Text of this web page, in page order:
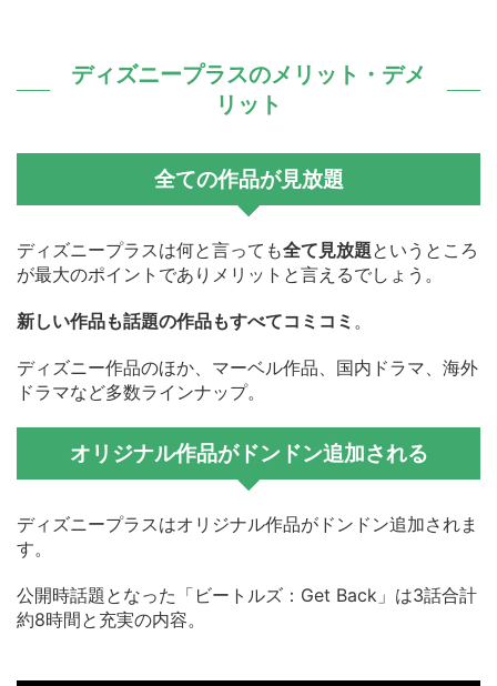
ディズニープラスのメリット・デメ
リット
全ての作品が見放題
ディズニープラスは何と言っても全て見放題というところ
が最大のポイントでありメリットと言えるでしょう。
新しい作品も話題の作品もすべてコミコミ 。
ディズニー作品のほか、マーベル作品、国内ドラマ、海外
ドラマなど多数ラインナップ。
オリジナル作品がドンドン追加される
ディズニープラスはオリジナル作品がドンドン追加されま
す。
公開時話題となった「ビートルズ：Get Back」は3話合計
約8時間と充実の内容。